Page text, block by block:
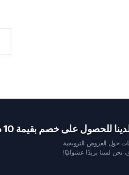
للحصول على خصم بقيمة 10 دولار
حول العروض الترويجية
نحن لسنا بريدًا عشوائيًا!